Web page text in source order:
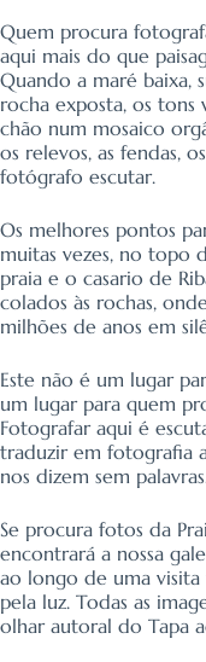
Quem procura
aqui mais do que
Quando a maré baixa,
rocha exposta, os
chão num mosaico
os relevos, as fendas,
fotógrafo escutar.
Os melhores pontos
muitas vezes, no topo
praia e o casario de
colados às rochas,
milhões de anos em
Este não é um lugar
um lugar para quem
Fotografar aqui é
traduzir em fotografia
nos dizem sem palavras.
Se procura fotos da
encontrará a nossa
ao longo de uma
pela luz. Todas as
olhar autoral do Tapa